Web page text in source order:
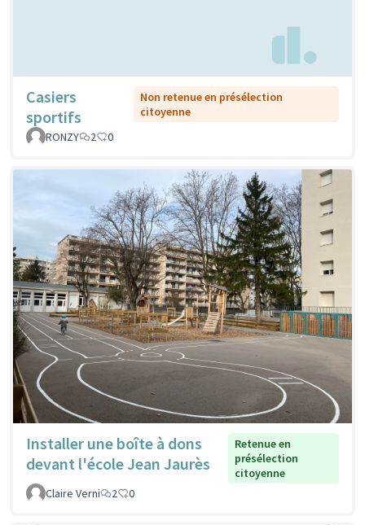
Casiers
sportifs
Non retenue en présélection
citoyenne
RONZY
2 0
Installer une boîte à dons
devant l'école Jean Jaurès
Retenue en
présélection
citoyenne
Claire Verni
2 0